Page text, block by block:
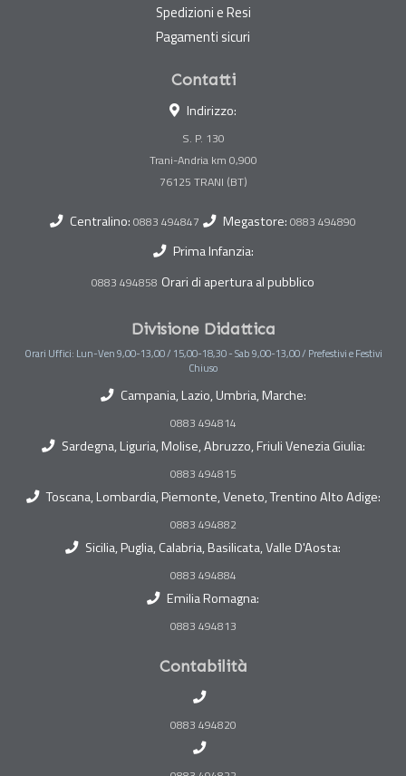
Spedizioni e Resi
Pagamenti sicuri
Contatti
Indirizzo:
S. P. 130
Trani-Andria km 0,900
Centralino: 0883 494847 Megastore: 0883 494890
Prima Infanzia:
0883 494858 Orari di apertura al pubblico
Divisione Didattica
Orari Uffici: Lun-Ven 9,00-13,00 / 15,00-18,30 - Sab 9,00-13,00 / Prefestivi e Festivi
Chiuso
Campania, Lazio, Umbria, Marche:
0883 494814
Sardegna, Liguria, Molise, Abruzzo, Friuli Venezia Giulia:
0883 494815
Toscana, Lombardia, Piemonte, Veneto, Trentino Alto Adige:
0883 494882
Sicilia, Puglia, Calabria, Basilicata, Valle D'Aosta:
0883 494884
Emilia Romagna:
0883 494813
Contabilità
0883 494820